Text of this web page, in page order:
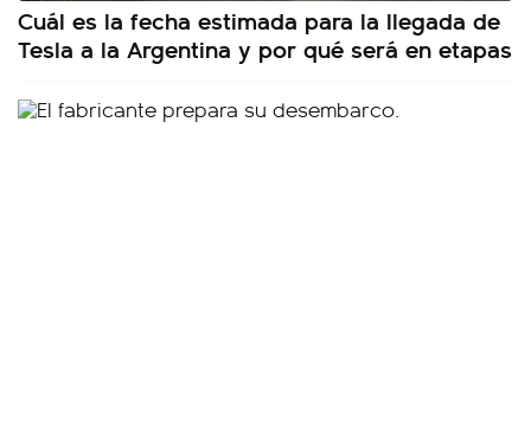
Cuál es la fecha estimada para la llegada de
Tesla a la Argentina y por qué será en etapas